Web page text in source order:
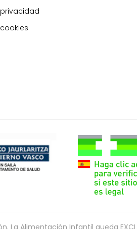
La Alimentación Infantil queda